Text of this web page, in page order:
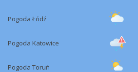
Pogoda Łódź
Pogoda Katowice
Pogoda Toruń